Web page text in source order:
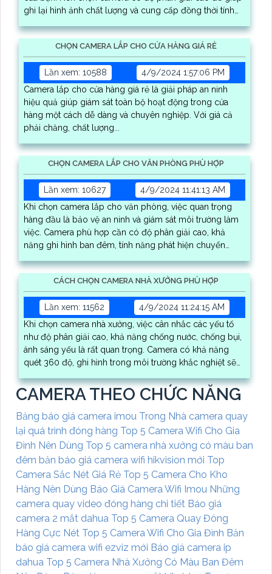
ghi lại hình ảnh chất lượng và cung cấp đồng thời tính
CHỌN CAMERA LẮP CHO CỬA HÀNG GIÁ RẺ
Lần xem: 10588
4/9/2024 1:57:06 PM
Camera lắp cho cửa hàng giá rẻ là giải pháp an ninh
hiệu quả giúp giám sát toàn bộ hoạt động trong cửa
hàng một cách dễ dàng và chuyên nghiệp. Với giá cả
phải chăng, chất lượng...
CHỌN CAMERA LẮP CHO VĂN PHÒNG PHÙ HỢP
Lần xem: 10627
4/9/2024 11:41:13 AM
Khi chọn camera lắp cho văn phòng, việc quan trọng
hàng đầu là bảo vệ an ninh và giám sát môi trường làm
việc. Camera phù hợp cần có độ phân giải cao, khả
năng ghi hình ban đêm, tính năng phát hiện chuyển
CÁCH CHỌN CAMERA NHÀ XƯỞNG PHÙ HỢP
Lần xem: 11562
4/9/2024 11:24:15 AM
Khi chọn camera nhà xưởng, việc cân nhắc các yếu tố
như độ phân giải cao, khả năng chống nước, chống bụi,
ánh sáng yếu là rất quan trọng. Camera có khả năng
quét 360 độ, ghi hình trong môi trường khắc nghiệt sẽ
CAMERA THEO CHỨC NĂNG
Bảng báo giá camera imou Trong Nhà camera quay
lại quá trình đóng hàng Top 5 Camera Wifi Cho Gia
Đình Nên Dùng Top 5 camera nhà xưởng có màu ban
đêm bản báo giá camera wifi hikvision mới Top
Camera Sắc Nét Giá Rẻ Top 5 Camera Cho Kho
Hàng Nên Dùng Báo Giá Camera Wifi Imou Những
camera quay video đóng hàng chi tiết Báo giá
camera 2 mắt dahua Top 5 Camera Quay Đóng
Hàng Cực Nét Top 5 Camera Wifi Cho Gia Đình Bản
báo giá camera wifi ezviz mới Báo giá camera ip
dahua Top 5 Camera Nhà Xưởng Có Màu Ban Đêm